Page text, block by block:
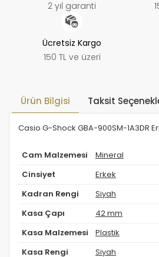
2 yıl garanti
Ücretsiz Kargo
150 TL ve üzeri
Ürün Bilgisi Taksit
Casio G-Shock GBA-900SM-1A3DR
Cam Malzemesi Mineral
Cinsiyet Erkek
Kadran Rengi Siyah
Kasa Çapı 42 mm
Kasa Malzemesi Plastik
Kasa Rengi Siyah